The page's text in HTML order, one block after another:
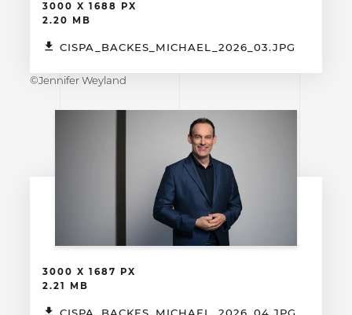
3000 X 1688 PX
2.20 MB
CISPA_BACKES_MICHAEL_2026_03.JPG
©Jennifer Weyland
3000 X 1687 PX
2.21 MB